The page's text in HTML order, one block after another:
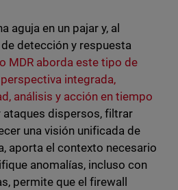
aguja en un pajar y, al
detección y respuesta
MDR aborda este tipo de
integrada,
análisis y acción en tiempo
ataques dispersos, filtrar
una visión unificada de
aporta el contexto necesario
anomalías, incluso con
permite que el firewall